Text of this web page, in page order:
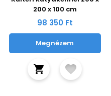
200 x 100 cm
98 350 Ft
Megnézem